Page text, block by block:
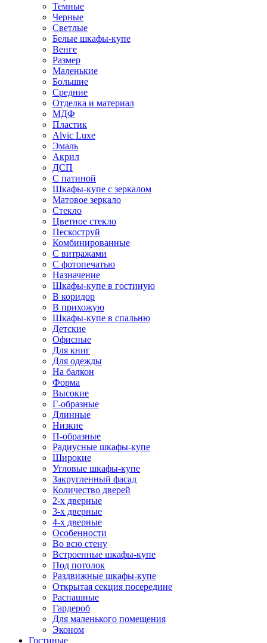
Темные
Черные
Светлые
Белые шкафы-купе
Венге
Размер
Маленькие
Большие
Средние
Отделка и материал
МДФ
Пластик
Alvic Luxe
Эмаль
Акрил
ДСП
С патиной
Шкафы-купе с зеркалом
Матовое зеркало
Стекло
Цветное стекло
Пескоструй
Комбинированные
С витражами
С фотопечатью
Назначение
Шкафы-купе в гостиную
В коридор
В прихожую
Шкафы-купе в спальню
Детские
Офисные
Для книг
Для одежды
На балкон
Форма
Высокие
Г-образные
Длинные
Низкие
П-образные
Радиусные шкафы-купе
Широкие
Угловые шкафы-купе
Закругленный фасад
Количество дверей
2-х дверные
3-х дверные
4-х дверные
Особенности
Во всю стену
Встроенные шкафы-купе
Под потолок
Раздвижные шкафы-купе
Открытая секция посередине
Распашные
Гардероб
Для маленького помещения
Эконом
Гостиные